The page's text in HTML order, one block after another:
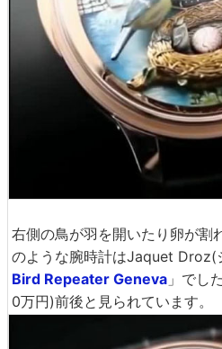
右側の鳥が羽を開いたり卵が割
のような腕時計はJaquet Droz(
Bird Repeater Geneva 」でし
0万円)前後と見られています。